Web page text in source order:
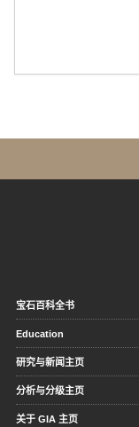
宝石百科全书
Education
研究与新闻主页
分析与分级主页
关于 GIA 主页